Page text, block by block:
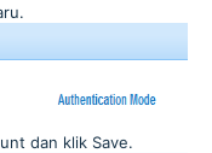
dan klik Save.